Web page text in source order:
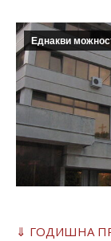
Еднакви
⇓ ГОДИШНА